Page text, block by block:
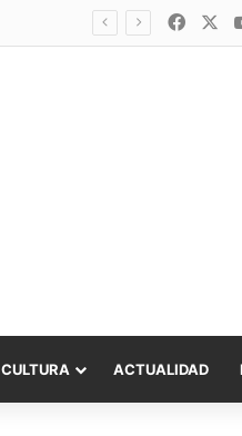
CULTURA ACTUALIDAD